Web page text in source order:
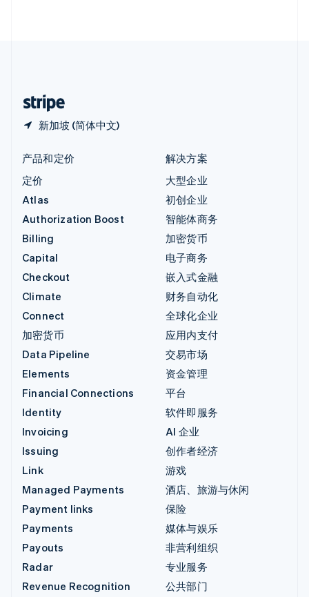
新加坡 (简体中文)
产品和定价
定价
Atlas
Authorization Boost
Billing
Capital
Checkout
Climate
Connect
加密货币
Data Pipeline
Elements
Financial Connections
Identity
Invoicing
Issuing
Link
Managed Payments
Payment links
Payments
Payouts
Radar
Revenue Recognition
解决方案
大型企业
初创企业
智能体商务
加密货币
电子商务
嵌入式金融
财务自动化
全球化企业
应用内支付
交易市场
资金管理
平台
软件即服务
AI 企业
创作者经济
游戏
酒店、旅游与休闲
保险
媒体与娱乐
非营利组织
专业服务
公共部门